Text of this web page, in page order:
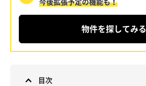
物件を探してみる
目次